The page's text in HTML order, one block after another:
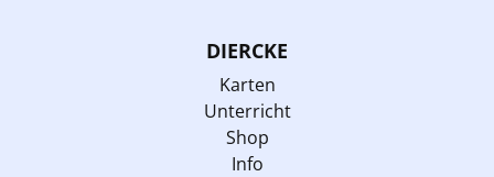
DIERCKE
Karten
Unterricht
Shop
Info